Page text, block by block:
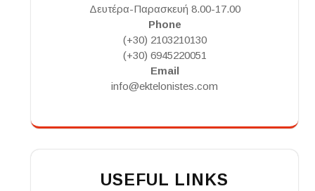
Δευτέρα-Παρασκευή 8.00-17.00
Phone
(+30) 2103210130
(+30) 6945220051
Email
info@ektelonistes.com
USEFUL LINKS